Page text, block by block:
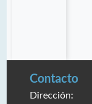
Contacto
Dirección: